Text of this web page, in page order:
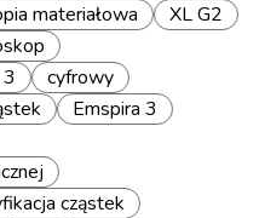
materiałowa
XL G2
cyfrowy
Emspira 3
cząstek